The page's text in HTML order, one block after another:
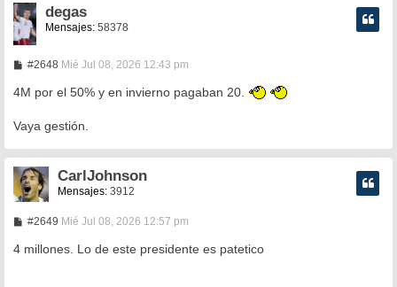
degas
Mensajes:58378
#2648M
n
s
j
Mié Jul 08, 2026 12:43 pm
4M por el 50% y en invierno pagaban 20.
Vaya gestión.
CarlJohnson
Mensajes: 3912
#2649M
n
s
Mié Jul 08, 2026 12:57 pm
4 millones. Lo de este presidente es patetico